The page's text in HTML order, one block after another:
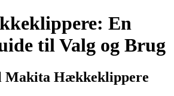
En
til Valg og Brug
Hækkeklippere